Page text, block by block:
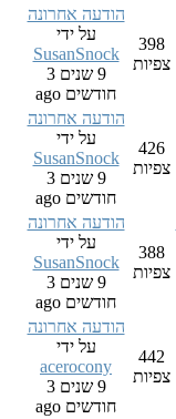
398
צפיות
הודעה אחרונה
על ידי
SusanSnock
9 שנים 3
חודשים ago
426
צפיות
הודעה אחרונה
על ידי
SusanSnock
9 שנים 3
חודשים ago
388
צפיות
הודעה אחרונה
על ידי
SusanSnock
9 שנים 3
חודשים ago
442
צפיות
הודעה אחרונה
על ידי
acerocony
9 שנים 3
חודשים ago